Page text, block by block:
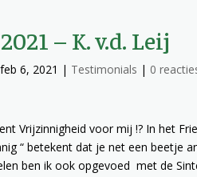
– K. v.d. Leij
feb 6, 2021 | Testimonials | 0
Vrijzinnigheid voor mij !? In het
“ betekent dat je net een beetje
ben ik ook opgevoed met de